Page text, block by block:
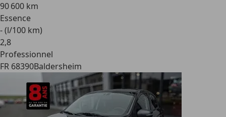
90 600 km
Essence
- (l/100 km)
2,8
Professionnel
FR 68390Baldersheim